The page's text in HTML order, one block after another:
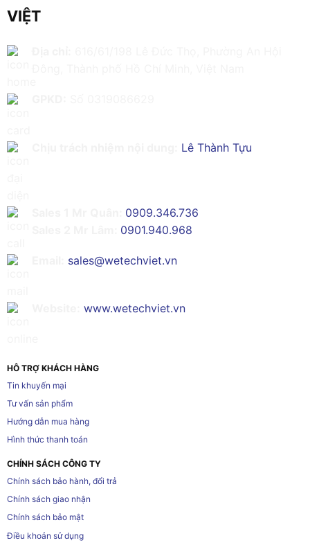
VIỆT
Lê Thành Tựu
0909.346.736
0901.940.968
sales@wetechviet.vn
www.wetechviet.vn
HỖ TRỢ KHÁCH HÀNG
Tin khuyến mại
Tư vấn sản phẩm
Hướng dẫn mua hàng
Hình thức thanh toán
CHÍNH SÁCH CÔNG TY
Chính sách bảo hành, đổi trả
Chính sách giao nhận
Chính sách bảo mật
Điều khoản sử dụng